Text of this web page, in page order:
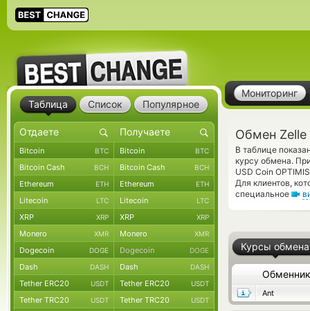
Мониторинг
Обмен Zelle
В таблице
курсу обмена.
USD Coin
Для клиентов,
специальное
Курсы обмена
Обменник
Ant
Таблица Список Популярное
Bitcoin BTC Bitcoin BTC
Bitcoin Cash BCH Bitcoin Cash BCH
Ethereum ETH Ethereum ETH
Litecoin LTC Litecoin LTC
XRP XRP XRP XRP
Monero XMR Monero XMR
Dogecoin DOGE Dogecoin DOGE
Dash DASH Dash DASH
Tether ERC20 USDT Tether ERC20 USDT
Tether TRC20 USDT Tether TRC20 USDT